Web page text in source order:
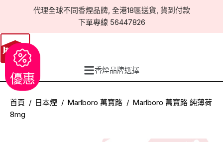
代理全球不同香煙品牌, 全港18區送貨, 貨到付款
下單專線 56447826
香煙品牌選擇
首頁 日本煙 Marlboro 萬寶路
Marlboro 萬寶路 純薄荷
8mg
優惠